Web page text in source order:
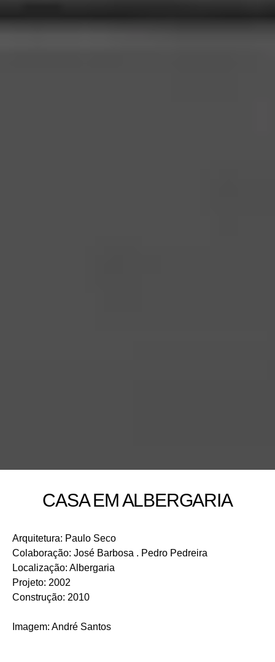
CASA EM ALBERGARIA
Arquitetura: Paulo Seco
Colaboração: José Barbosa . Pedro Pedreira
Localização: Albergaria
Projeto: 2002
Construção: 2010
Imagem: André Santos